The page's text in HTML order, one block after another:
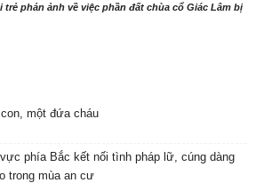
trẻ phản ảnh về việc phần đất chùa cổ Giác Lâm bị
một đứa cháu
phía Bắc kết nối tình pháp lữ, cúng dàng
trong mùa an cư